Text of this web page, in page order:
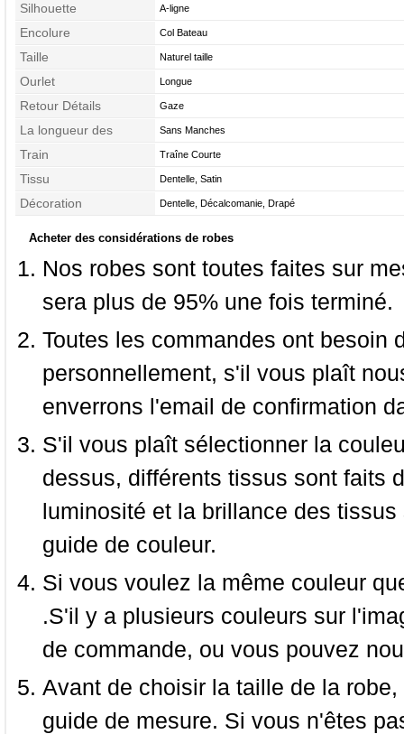
Silhouette A-ligne
Encolure Col Bateau
Taille Naturel taille
Ourlet Longue
Retour Détails Gaze
La longueur des
manches
Sans Manches
Train Traîne Courte
Tissu Dentelle, Satin
Décoration Dentelle, Décalcomanie, Drapé
Acheter des considérations de robes
Nos robes sont toutes faites sur
sera plus de 95% une fois terminé.
Toutes les commandes ont besoin
personnellement, s'il vous plaît
enverrons l'email de confirmation
S'il vous plaît sélectionner la
dessus, différents tissus sont faits
luminosité et la brillance des
guide de couleur.
Si vous voulez la même couleur
.S'il y a plusieurs couleurs sur
de commande, ou vous pouvez
Avant de choisir la taille de la
guide de mesure. Si vous n'êtes